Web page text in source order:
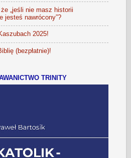
„jeśli nie masz historii
jesteś nawrócony”?
2025!
(bezpłatnie)!
TRINITY